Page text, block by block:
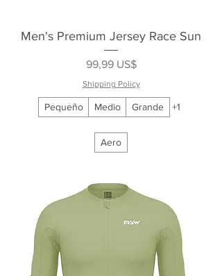
Men's Premium Jersey Race Sun
Precio
99,99 US$
Shipping Policy
Pequeño Medio Grande +1
Aero